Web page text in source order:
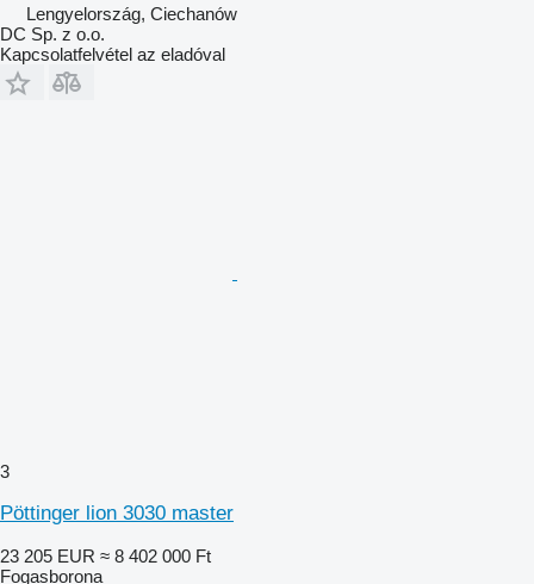
Lengyelország, Ciechanów
DC Sp. z o.o.
Kapcsolatfelvétel az eladóval
3
Pöttinger lion 3030 master
23 205 EUR ≈ 8 402 000 Ft
Fogasborona